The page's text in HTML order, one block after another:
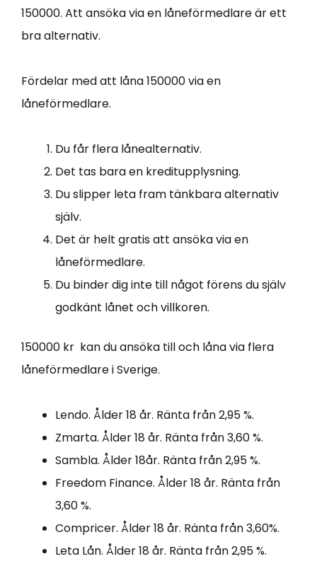
150000. Att ansöka via en låneförmedlare är ett
bra alternativ.
Fördelar med att låna 150000 via en
låneförmedlare.
Du får flera lånealternativ.
Det tas bara en kreditupplysning.
Du slipper leta fram tänkbara alternativ
själv.
Det är helt gratis att ansöka via en
låneförmedlare.
Du binder dig inte till något förens du själv
godkänt lånet och villkoren.
150000 kr kan du ansöka till och låna via flera
låneförmedlare i Sverige.
Lendo. Ålder 18 år. Ränta från 2,95 %.
Zmarta. Ålder 18 år. Ränta från 3,60 %.
Sambla. Ålder 18år. Ränta från 2,95 %.
Freedom Finance. Ålder 18 år. Ränta från
3,60 %.
Compricer. Ålder 18 år. Ränta från 3,60%.
Leta Lån. Ålder 18 år. Ränta från 2,95 %.